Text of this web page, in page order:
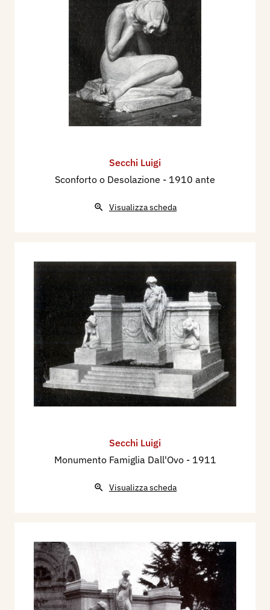
Secchi Luigi
Sconforto o Desolazione - 1910 ante
Visualizza scheda
Secchi Luigi
Monumento Famiglia Dall'Ovo - 1911
Visualizza scheda